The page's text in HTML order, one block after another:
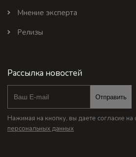
Мнение эксперта
Релизы
Рассылка новостей
Отправить
Нажимая на кнопку, вы даете согласие на
персональных данных